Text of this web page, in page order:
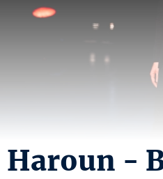
Haroun -